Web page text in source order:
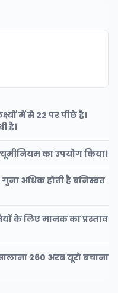
में से 22 पर पीछे है।
है।
का उपयोग किया।
अधिक होती है बनिस्बत
के लिए मानक का प्रस्ताव
260 अरब यूरो बचाना